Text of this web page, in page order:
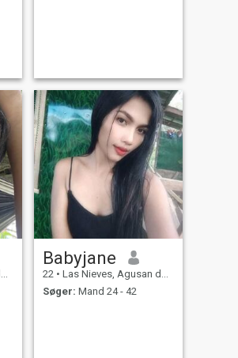
Babyjane
22 • Las Nieves, Agusan del Norte, Filippinerne
Søger: Mand 24 - 42